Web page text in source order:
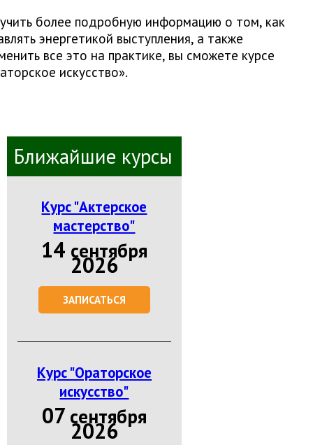
более подробную информацию о том, как
энергетикой выступления, а также
все это на практике, вы сможете курсе
искусство».
Ближайшие курсы
Курс "Актерское
мастерство"
14 сентября
2026
ЗАПИСАТЬСЯ
Курс "Ораторское
искусство"
07 сентября
2026